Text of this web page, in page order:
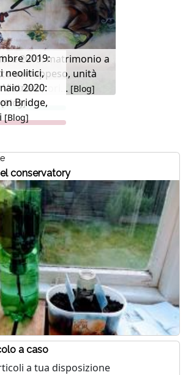
2019: matrimonio a
sovrappeso, unità
di servitori... [Blog]
2019:
neolitici,
[Blog]
2020:
Bridge,
[Blog]
conservatory
a caso
a tua disposizione